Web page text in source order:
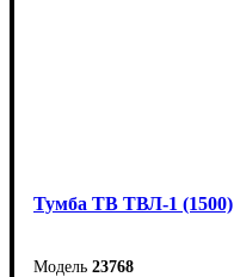
Тумба ТВ ТВЛ-1 (1500)
23768